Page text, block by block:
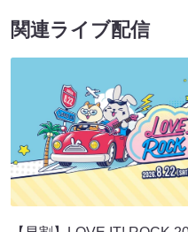
関連ライブ配信